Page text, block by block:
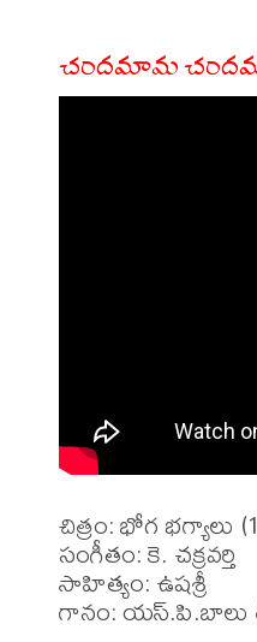
చందమామ
చిత్రం: భోగ భగ్యాలు
సంగీతం: కె. చక్రవర్తి
సాహిత్యం: ఉషశ్రీ
గానం: యస్.పి.బాలు